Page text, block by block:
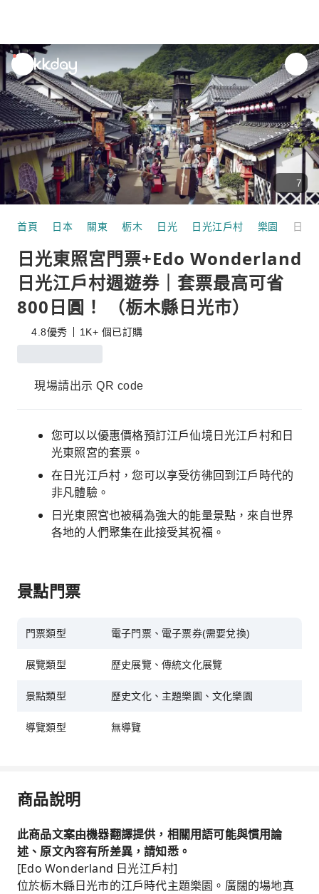
unread
notifications
7
首頁 日本 關東 栃木 日光 日光江戶村 樂園
日光東照宮門票+Edo Wonderland
日光江戶村週遊券｜套票最高可省
800日圓！ （栃木縣日光市）
4.8優秀 1K+ 個已訂購
現場請出示 QR code
您可以以優惠價格預訂江戶仙境日光江戶村和日
光東照宮的套票。
在日光江戶村，您可以享受彷彿回到江戶時代的
非凡體驗。
日光東照宮也被稱為強大的能量景點，來自世界
各地的人們聚集在此接受其祝福。
景點門票
門票類型 電子門票、電子票券(需要兌換)
展覽類型 歷史展覽、傳統文化展覽
景點類型 歷史文化、主題樂園、文化樂園
導覽類型 無導覽
商品說明
此商品文案由機器翻譯提供，相關用語可能與慣用論
述、原文內容有所差異，請知悉。
[Edo Wonderland 日光江戶村]
位於栃木縣日光市的江戶時代主題樂園。廣闊的場地真